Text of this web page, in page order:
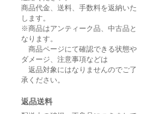
商品代金、送料、手数料を返納いた
します。
※商品はアンティーク品、中古品と
なります。
商品ページにて確認できる状態や
ダメージ、注意事項などは
返品対象にはなりませんのでご了
承ください。
返品送料